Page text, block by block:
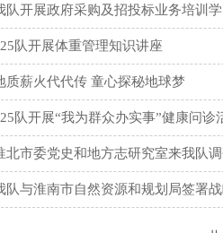
队开展政府采购及招投标业务培训学
队开展体重管理知识讲座
质薪火代代传 童心探秘地球梦
队开展“我为群众办实事”健康问诊
北市委党史和地方志研究室来我队
队与淮南市自然资源和规划局签署